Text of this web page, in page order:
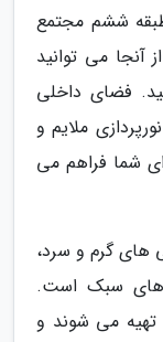
طبقه ششم مجتمع
می توانید
فضای داخلی
ملایم و
شما فراهم می
های گرم و سرد،
سبک است.
تهیه می شوند و